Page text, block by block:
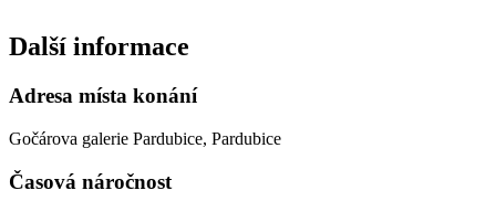
Další informace
Adresa místa konání
Gočárova galerie Pardubice, Pardubice
Časová náročnost